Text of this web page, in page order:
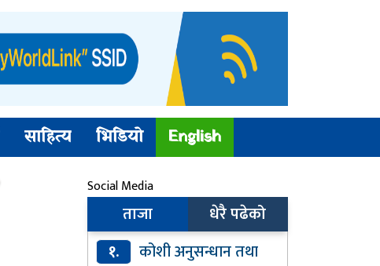
साहित्य भिडियो English
Social Media
ताजा
धेरै पढेको
१.
कोशी अनुसन्धान तथा